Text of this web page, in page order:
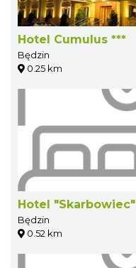
Hotel Cumulus ***
Będzin
0.25 km
Hotel "Skarbowiec"
Będzin
0.52 km